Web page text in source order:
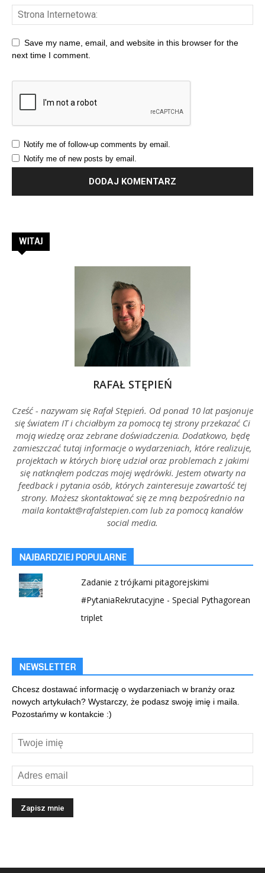
Save my name, email, and website in this browser for the
next time I comment.
Notify me of follow-up comments by email.
Notify me of new posts by email.
WITAJ
RAFAŁ STĘPIEŃ
Cześć - nazywam się Rafał Stępień. Od ponad 10 lat pasjonuje
się światem IT i chciałbym za pomocą tej strony przekazać Ci
moją wiedzę oraz zebrane doświadczenia. Dodatkowo, będę
zamieszczać tutaj informacje o wydarzeniach, które realizuje,
projektach w których biorę udział oraz problemach z jakimi
się natknąłem podczas mojej wędrówki. Jestem otwarty na
feedback i pytania osób, których zainteresuje zawartość tej
strony. Możesz skontaktować się ze mną bezpośrednio na
maila kontakt@rafalstepien.com lub za pomocą kanałów
social media.
NAJBARDZIEJ POPULARNE
Zadanie z trójkami pitagorejskimi
#PytaniaRekrutacyjne - Special Pythagorean
triplet
NEWSLETTER
Chcesz dostawać informację o wydarzeniach w branży oraz
nowych artykułach? Wystarczy, że podasz swoję imię i maila.
Pozostańmy w kontakcie :)